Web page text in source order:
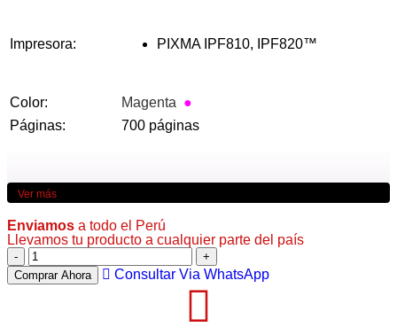
Impresora: PIXMA IPF810, IPF820™
Color: Magenta ●
Páginas:
700 páginas
Ver más
Enviamos a todo el Perú
Llevamos tu producto a cualquier parte del país
Comprar Ahora Consultar Via WhatsApp